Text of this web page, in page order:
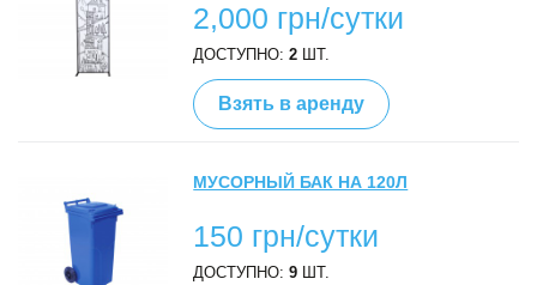
2,000 грн/сутки
ДОСТУПНО:2 ШТ.
Взять в аренду
МУСОРНЫЙ БАК НА 120Л
150 грн/сутки
ДОСТУПНО:9 ШТ.